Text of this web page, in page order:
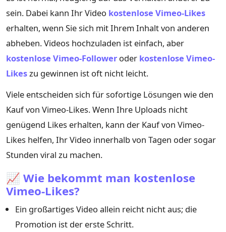
sein. Dabei kann Ihr Video kostenlose Vimeo-Likes
erhalten, wenn Sie sich mit Ihrem Inhalt von anderen
abheben. Videos hochzuladen ist einfach, aber
kostenlose Vimeo-Follower oder kostenlose Vimeo-
Likes zu gewinnen ist oft nicht leicht.
Viele entscheiden sich für sofortige Lösungen wie den
Kauf von Vimeo-Likes. Wenn Ihre Uploads nicht
genügend Likes erhalten, kann der Kauf von Vimeo-
Likes helfen, Ihr Video innerhalb von Tagen oder sogar
Stunden viral zu machen.
📈 Wie bekommt man kostenlose
Vimeo-Likes?
Ein großartiges Video allein reicht nicht aus; die
Promotion ist der erste Schritt.